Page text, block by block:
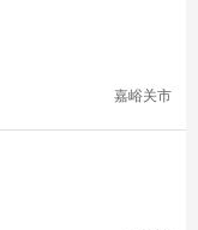
嘉峪关市